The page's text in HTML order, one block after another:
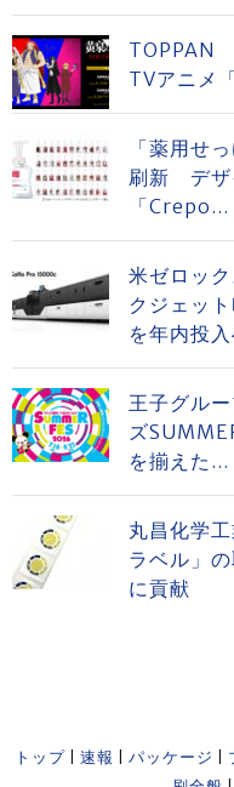
TOPPAN
TVアニメ
「薬用せ
刷新 デザ
「Crepo...
米ゼロッ
クジェッ
を年内投
王子グル
ズ
を揃えた...
丸昌化学
ラベル」
に貢献
トップ 速報 パッケージ